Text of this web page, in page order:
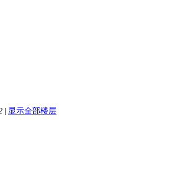
| 显示全部楼层